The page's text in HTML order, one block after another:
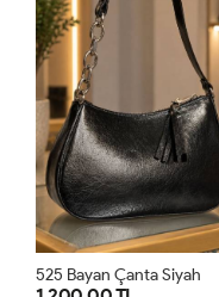
Siyah Y6463